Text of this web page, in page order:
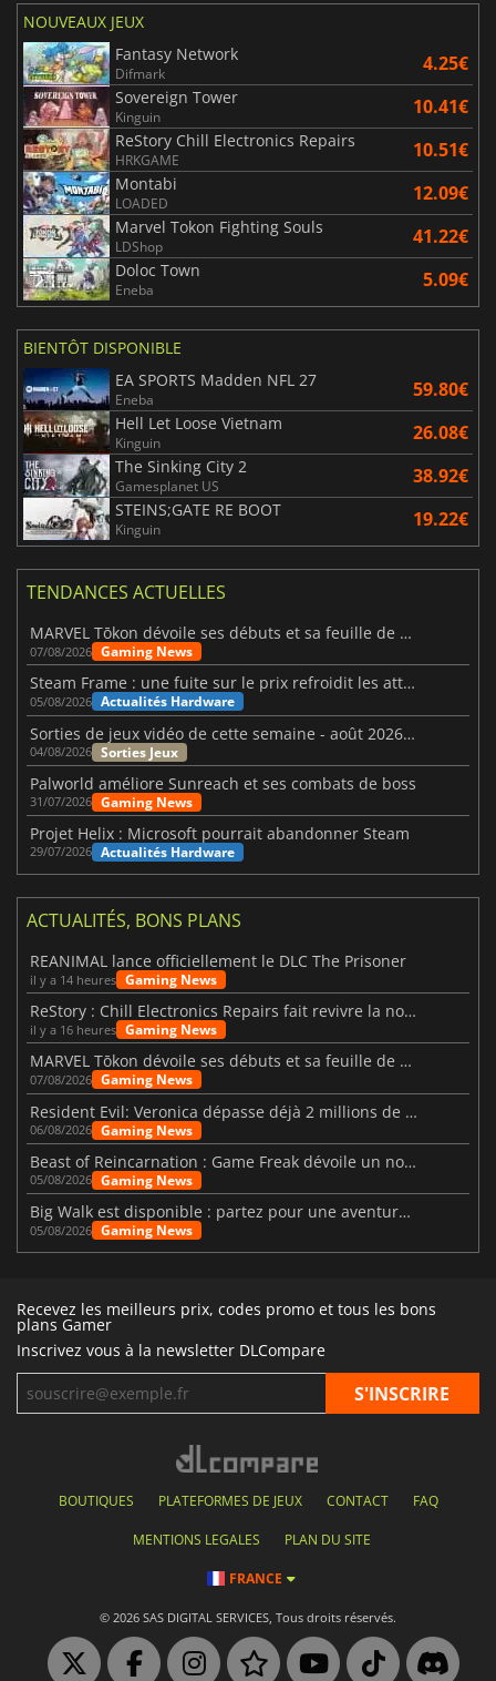
NOUVEAUX JEUX
Fantasy Network
Difmark 4.25€
Sovereign Tower
Kinguin 10.41€
ReStory Chill Electronics Repairs
HRKGAME 10.51€
Montabi
LOADED 12.09€
Marvel Tokon Fighting Souls
LDShop 41.22€
Doloc Town
Eneba 5.09€
BIENTÔT DISPONIBLE
EA SPORTS Madden NFL 27
Eneba 59.80€
Hell Let Loose Vietnam
Kinguin 26.08€
The Sinking City 2
Gamesplanet US 38.92€
STEINS;GATE RE BOOT
Kinguin 19.22€
TENDANCES ACTUELLES
MARVEL Tōkon dévoile ses débuts et sa feuille de route
07/08/2026 Gaming News
Steam Frame : une fuite sur le prix refroidit les attentes VR
05/08/2026 Actualités Hardware
Sorties de jeux vidéo de cette semaine - août 2026 (semaine 32)
04/08/2026 Sorties Jeux
Palworld améliore Sunreach et ses combats de boss
31/07/2026 Gaming News
Projet Helix : Microsoft pourrait abandonner Steam
29/07/2026 Actualités Hardware
ACTUALITÉS, BONS PLANS
REANIMAL lance officiellement le DLC The Prisoner
il y a 14 heures Gaming News
ReStory : Chill Electronics Repairs fait revivre la nostalgie des années 2000
il y a 16 heures Gaming News
MARVEL Tōkon dévoile ses débuts et sa feuille de route
07/08/2026 Gaming News
Resident Evil: Veronica dépasse déjà 2 millions de wishlists
06/08/2026 Gaming News
Beast of Reincarnation : Game Freak dévoile un nouveau pari
05/08/2026 Gaming News
Big Walk est disponible : partez pour une aventure entre amis
05/08/2026 Gaming News
Recevez les meilleurs prix, codes promo et tous les bons
plans Gamer
Inscrivez vous à la newsletter DLCompare
BOUTIQUES PLATEFORMES DE JEUX CONTACT FAQ
MENTIONS LEGALES PLAN DU SITE
FRANCE
© 2026 SAS DIGITAL SERVICES, Tous droits réservés.